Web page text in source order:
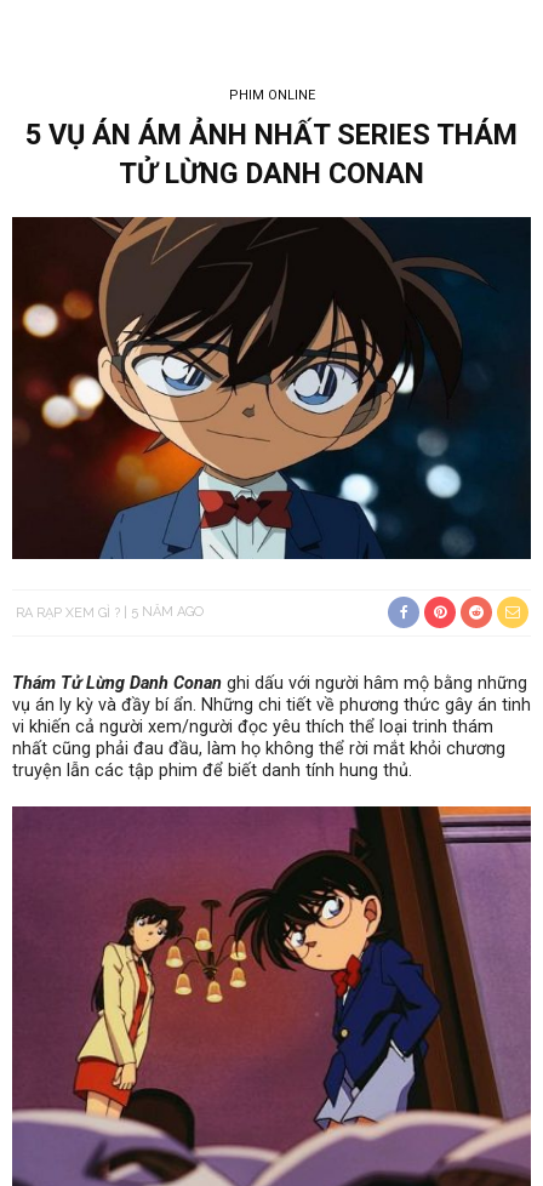
PHIM ONLINE
5 VỤ ÁN ÁM ẢNH NHẤT SERIES THÁM
TỬ LỪNG DANH CONAN
RA RẠP XEM GÌ ? 5 NĂM AGO
Thám Tử Lừng Danh Conan ghi dấu với người hâm mộ bằng những
vụ án ly kỳ và đầy bí ẩn. Những chi tiết về phương thức gây án tinh
vi khiến cả người xem/người đọc yêu thích thể loại trinh thám
nhất cũng phải đau đầu, làm họ không thể rời mắt khỏi chương
truyện lẫn các tập phim để biết danh tính hung thủ.